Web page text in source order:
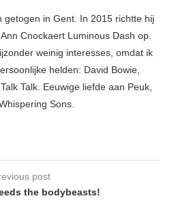
getogen in Gent. In 2015 richtte hij
Cnockaert Luminous Dash op.
weinig interesses, omdat ik
helden: David Bowie,
Talk. Eeuwige liefde aan Peuk,
Sons.
post
the bodybeasts!